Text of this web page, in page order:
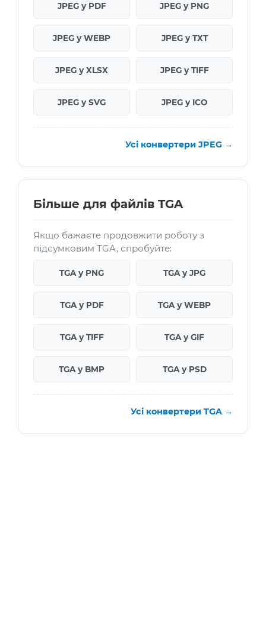
JPEG у PDF JPEG у PNG
JPEG у WEBP JPEG у TXT
JPEG у XLSX JPEG у TIFF
JPEG у SVG JPEG у ICO
Усі конвертери JPEG →
Більше для файлів TGA
Якщо бажаєте продовжити роботу з
підсумковим TGA, спробуйте:
TGA у PNG TGA у JPG
TGA у PDF TGA у WEBP
TGA у TIFF TGA у GIF
TGA у BMP TGA у PSD
Усі конвертери TGA →